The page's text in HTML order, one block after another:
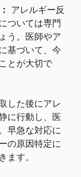
アレルギー反
ついては専門
う。医師やア
基づいて、今
とが大切で
した後にアレ
に行動し、医
早急な対応に
の原因特定に
ます。